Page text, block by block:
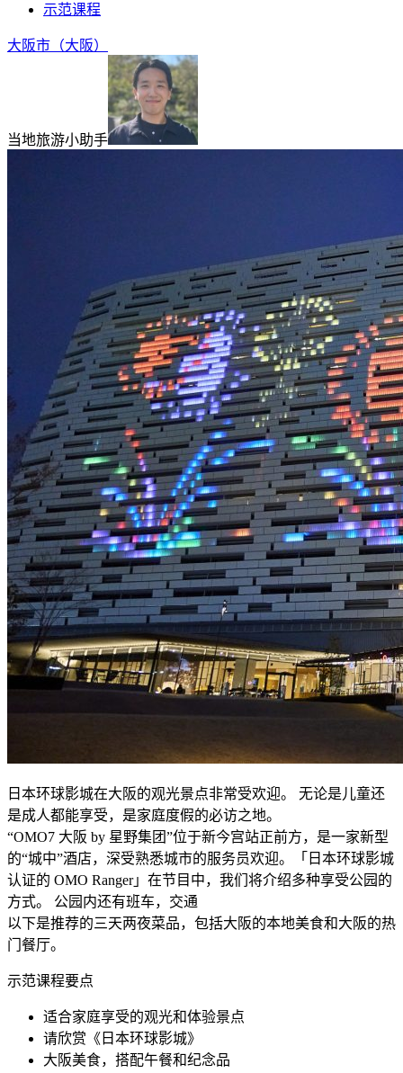
示范课程
大阪市（大阪）
当地旅游小助手
日本环球影城在大阪的观光景点非常受欢迎。 无论是儿童还
是成人都能享受，是家庭度假的必访之地。
“OMO7 大阪 by 星野集团”位于新今宫站正前方，是一家新型
的“城中”酒店，深受熟悉城市的服务员欢迎。「日本环球影城
认证的 OMO Ranger」在节目中，我们将介绍多种享受公园的
方式。 公园内还有班车，交通
以下是推荐的三天两夜菜品，包括大阪的本地美食和大阪的热
门餐厅。
示范课程要点
适合家庭享受的观光和体验景点
请欣赏《日本环球影城》
大阪美食，搭配午餐和纪念品